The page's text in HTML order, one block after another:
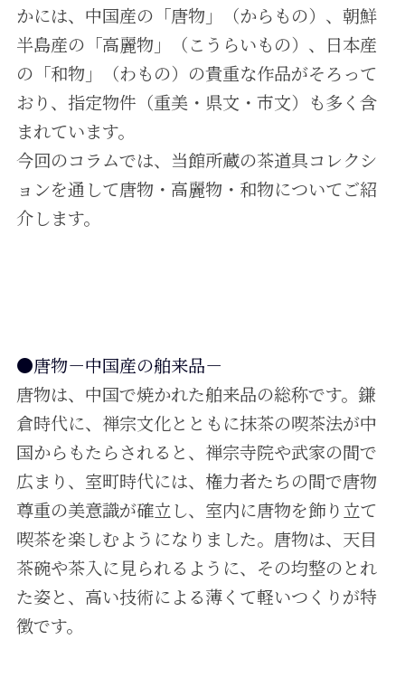
かには、中国産の「唐物」（からもの）、朝鮮
半島産の「高麗物」（こうらいもの）、日本産
の「和物」（わもの）の貴重な作品がそろって
おり、指定物件（重美・県文・市文）も多く含
まれています。
今回のコラムでは、当館所蔵の茶道具コレクシ
ョンを通して唐物・高麗物・和物についてご紹
介します。
●唐物－中国産の舶来品－
唐物は、中国で焼かれた舶来品の総称です。鎌
倉時代に、禅宗文化とともに抹茶の喫茶法が中
国からもたらされると、禅宗寺院や武家の間で
広まり、室町時代には、権力者たちの間で唐物
尊重の美意識が確立し、室内に唐物を飾り立て
喫茶を楽しむようになりました。唐物は、天目
茶碗や茶入に見られるように、その均整のとれ
た姿と、高い技術による薄くて軽いつくりが特
徴です。